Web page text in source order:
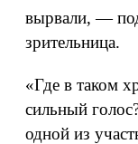
вырвали, —
зрительница.
«Где в таком
сильный
одной из